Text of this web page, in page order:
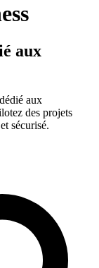
aux
aux
des projets
sécurisé.